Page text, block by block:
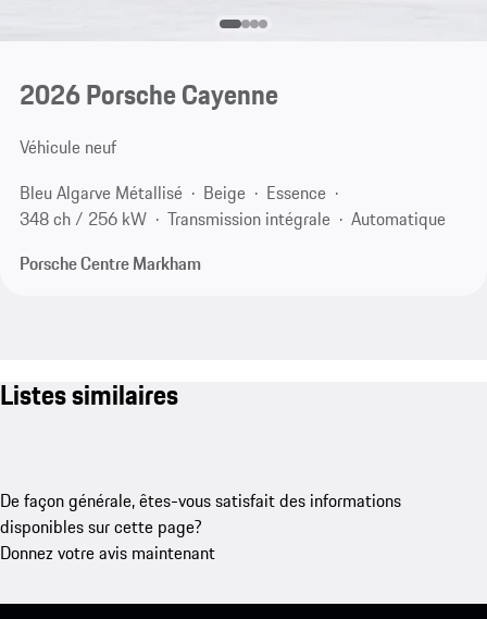
2026 Porsche Cayenne
Véhicule neuf
Bleu Algarve Métallisé
Beige
Essence
348 ch / 256 kW
Transmission intégrale
Automatique
Porsche Centre Markham
Listes similaires
De façon générale, êtes-vous satisfait des informations
disponibles sur cette page?
Donnez votre avis maintenant